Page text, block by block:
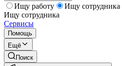
Ищу работу
Ищу сотрудника
Ищу сотрудника
Сервисы
Помощь
Ещё
Поиск